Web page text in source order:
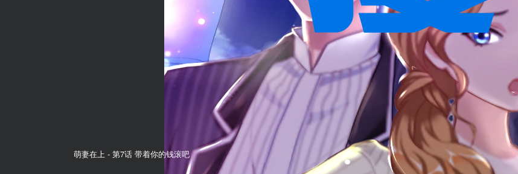
萌妻在上 - 第7话 带着你的钱滚吧